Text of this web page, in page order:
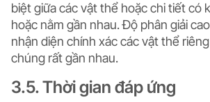
biệt giữa các vật thể hoặc chi tiết có
hoặc nằm gần nhau. Độ phân giải
nhận diện chính xác các vật thể
chúng rất gần nhau.
3.5. Thời gian đáp ứng